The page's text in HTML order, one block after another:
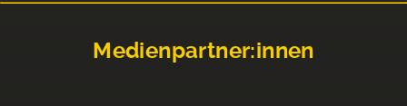
Medienpartner:innen